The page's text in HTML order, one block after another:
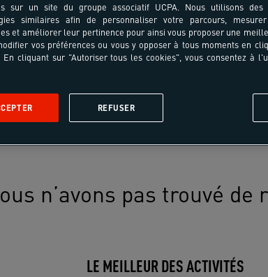
n’avons pas trouvé de
LE MEILLEUR DES ACTIVITÉS
sur un site du groupe associatif UCPA. Nous utilisons
similaires afin de personnaliser votre parcours,
et améliorer leur pertinence pour ainsi vous proposer une
vos préférences ou vous y opposer à tous moments en
En cliquant sur "Autoriser tous les cookies", vous consentez à
REFUSER